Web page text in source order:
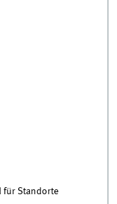
für Standorte